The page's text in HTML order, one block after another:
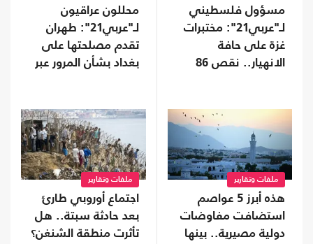
مسؤول فلسطيني
لـ"عربي21": مختبرات
غزة على حافة
الانهيار.. نقص 86
محللون عراقيون
لـ"عربي21": طهران
تقدم مصلحتها على
بغداد بشأن المرور عبر
ملفات وتقارير
هذه أبرز 5 عواصم
استضافت مفاوضات
دولية مصيرية.. بينها
ملفات وتقارير
اجتماع أوروبي طارئ
بعد حادثة سبتة.. هل
تأثرت منطقة الشنغن؟